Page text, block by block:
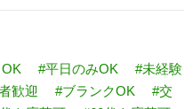
#平日のみOK
#未経験
歓迎 #ブランクOK
#交